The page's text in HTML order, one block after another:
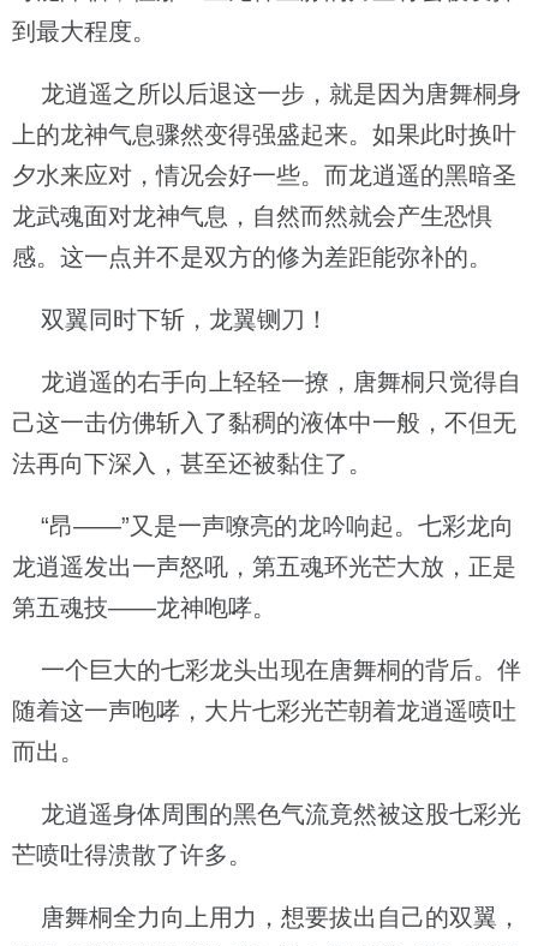
到最大程度。
龙逍遥之所以后退这一步，就是因为唐舞桐身
上的龙神气息骤然变得强盛起来。如果此时换叶
夕水来应对，情况会好一些。而龙逍遥的黑暗圣
龙武魂面对龙神气息，自然而然就会产生恐惧
感。这一点并不是双方的修为差距能弥补的。
双翼同时下斩，龙翼铡刀！
龙逍遥的右手向上轻轻一撩，唐舞桐只觉得自
己这一击仿佛斩入了黏稠的液体中一般，不但无
法再向下深入，甚至还被黏住了。
“昂——”又是一声嘹亮的龙吟响起。七彩龙向
龙逍遥发出一声怒吼，第五魂环光芒大放，正是
第五魂技——龙神咆哮。
一个巨大的七彩龙头出现在唐舞桐的背后。伴
随着这一声咆哮，大片七彩光芒朝着龙逍遥喷吐
而出。
龙逍遥身体周围的黑色气流竟然被这股七彩光
芒喷吐得溃散了许多。
唐舞桐全力向上用力，想要拔出自己的双翼，